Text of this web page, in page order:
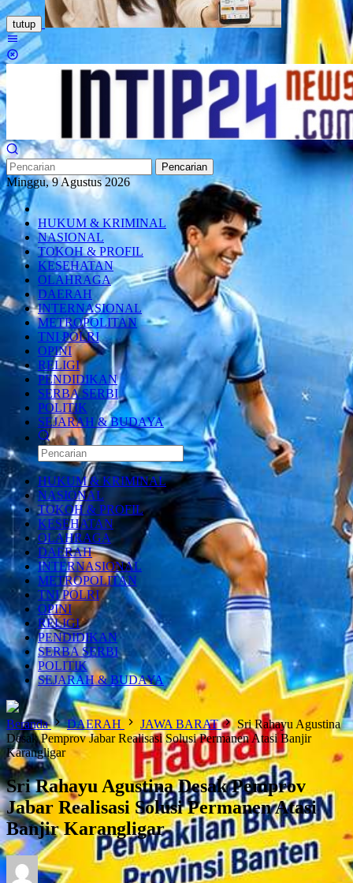
tutup
Menu
Mobile
Pencarian
Minggu, 9 Agustus 2026
HUKUM & KRIMINAL
NASIONAL
TOKOH & PROFIL
KESEHATAN
OLAHRAGA
DAERAH
INTERNASIONAL
METROPOLITAN
TNI POLRI
OPINI
RELIGI
PENDIDIKAN
SERBA SERBI
POLITIK
SEJARAH & BUDAYA
HUKUM & KRIMINAL
NASIONAL
TOKOH & PROFIL
KESEHATAN
OLAHRAGA
DAERAH
INTERNASIONAL
METROPOLITAN
TNI POLRI
OPINI
RELIGI
PENDIDIKAN
SERBA SERBI
POLITIK
SEJARAH & BUDAYA
Beranda DAERAH JAWA BARAT
Sri Rahayu Agustina
Desak Pemprov Jabar Realisasi Solusi Permanen Atasi Banjir
Karangligar
Sri Rahayu Agustina Desak Pemprov
Jabar Realisasi Solusi Permanen Atasi
Banjir Karangligar